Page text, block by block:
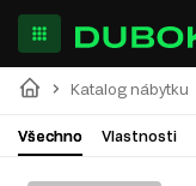
Katalog nábytku
Všechno Vlastnosti